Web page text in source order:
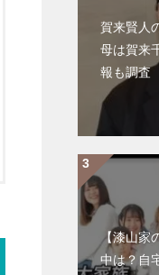
賀来賢人
母は賀来
報も調査
【漆山家
中は？自